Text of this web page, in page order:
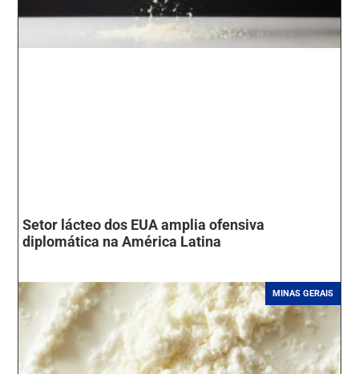
Setor lácteo dos EUA amplia ofensiva
diplomática na América Latina
MINAS GERAIS